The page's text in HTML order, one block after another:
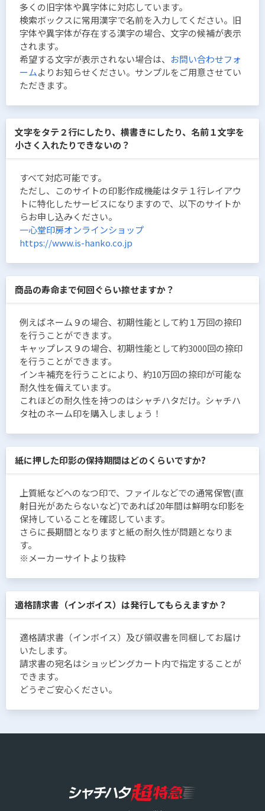
多くの旧字体や異字体に対応しています。
検索ボックスに常用漢字で名前を入力してください。旧
字体や異字体が存在する漢字の場合、文字の候補が表示
されます。
希望する文字が表示されない場合は、 お問い合わせフォ
ームよりお知らせください。サンプルをご用意させてい
ただきます。
文字をタテ２行にしたり、横書きにしたり、名前１文字を
小さく入れたりできないの？
すべて対応可能です。
ただし、このサイトの印影作成機能はタテ１行レイアウ
トに特化したサービスになりますので、以下のサイトか
らお申し込みください。
一心堂印房オンラインショップ
https://www.is-hanko.co.jp
商品の寿命まで何回ぐらい捺せますか？
例えばネーム９の場合、初期性能として約１万回の捺印
を行うことができます。
キャップレス９の場合、初期性能として約3000回の捺印
を行うことができます。
インキ補充を行うことにより、約10万回の捺印が可能な
耐久性を備えています。
これほどの耐久性を持つのはシャチハタだけ。シャチハ
タ社のネーム印を購入しましょう！
紙に押した印影の保持期間はどのくらいですか?
上質紙などへのなつ印で、ファイルなどでの通常保管(直
射日光があたらないなど)であれば20年間は鮮明な印影を
保持していることを確認しています。
さらに長期間となりますと紙の耐久性が問題となりま
す。
※メーカーサイトより抜粋
適格請求書（インボイス）は発行してもらえますか？
適格請求書（インボイス）及び領収書を同梱してお届け
いたします。
請求書の宛名はショッピングカート内で指定することが
できます。
どうぞご安心ください。